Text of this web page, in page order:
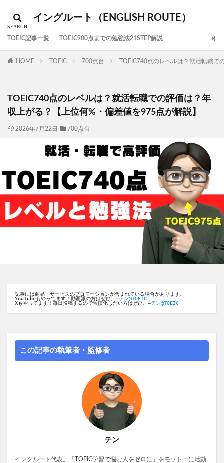
イングルート（ENGLISH ROUTE）
TOEIC記事一覧 TOEIC900点までの勉強法21STEP解説
HOME TOEIC 700点台 TOEIC740点のレベルは？就活転職
TOEIC740点のレベルは？就活転職での評価は？年
収上がる？【上位何%・偏差値を975点が解説】
2026年7月22日 700点台
記事には商品・サービスのプロモーションが含まれている場合があります。
YouTubeもやってます！動画派の方はぜひ。→テン@TOEIC
Xもやってます！毎日投稿するので習慣化したい方はぜひ。→テン@TOEIC
この記事の執筆者・監修者
テン
イングルート代表。「TOEIC学習で悩む人をゼロに」をモットーに活動